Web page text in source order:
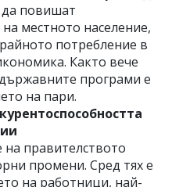
повишат
местното население,
потребление в
Както вече
програми е
на пари.
на правителството
промени. Сред тях е
на работници, най-